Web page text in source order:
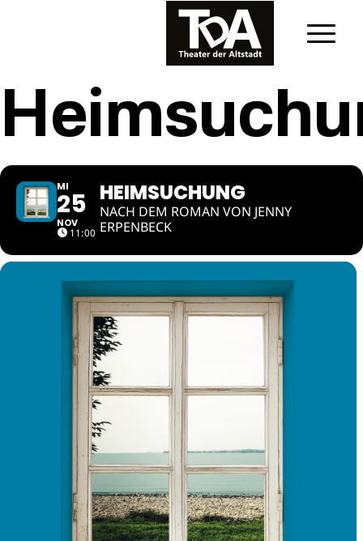
MI
25
NOV
11:00
HEIMSUCHUNG
NACH DEM ROMAN VON JENNY
ERPENBECK